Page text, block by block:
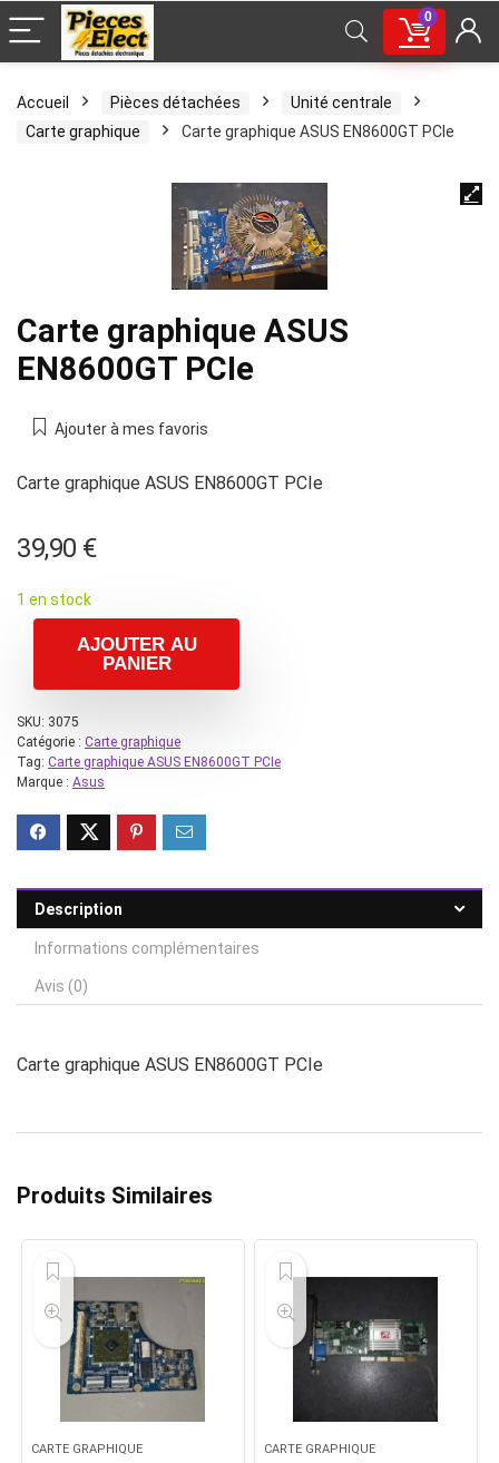
0
Accueil Pièces détachées
Unité centrale
Carte graphique
Carte graphique ASUS EN8600GT PCIe
Carte graphique ASUS
EN8600GT PCIe
Ajouter à mes favoris
Carte graphique ASUS EN8600GT PCIe
39,90 €
1 en stock
AJOUTER AU
PANIER
SKU: 3075
Catégorie : Carte graphique
Tag: Carte graphique ASUS EN8600GT PCIe
Marque : Asus
Description
Informations complémentaires
Avis (0)
Carte graphique ASUS EN8600GT PCIe
Produits Similaires
CARTE GRAPHIQUE CARTE GRAPHIQUE